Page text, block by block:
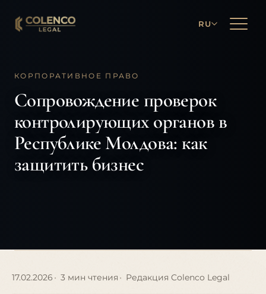
RU
КОРПОРАТИВНОЕ ПРАВО
Сопровождение проверок
контролирующих органов в
Республике Молдова: как
защитить бизнес
17.02.2026 3 мин чтения Редакция Colenco Legal